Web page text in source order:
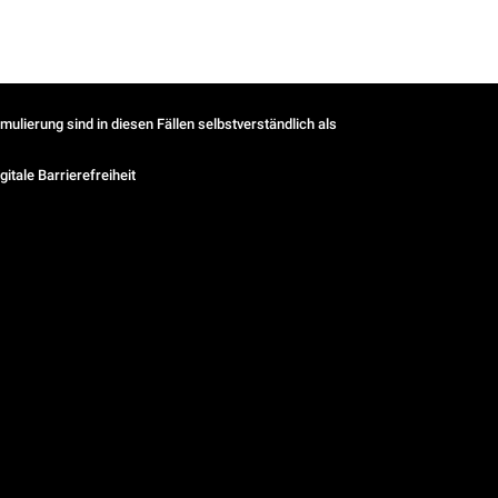
sind in diesen Fällen selbstverständlich als
Barrierefreiheit